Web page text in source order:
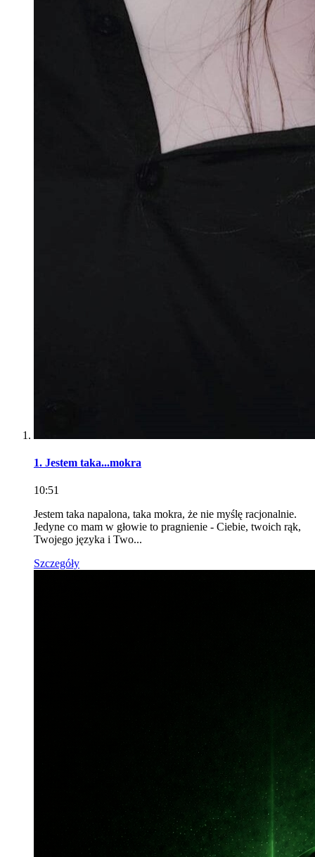
1. Jestem taka...mokra
10:51
Jestem taka napalona, taka mokra, że nie myślę racjonalnie.
Jedyne co mam w głowie to pragnienie - Ciebie, twoich rąk,
Twojego języka i Two...
Szczegóły